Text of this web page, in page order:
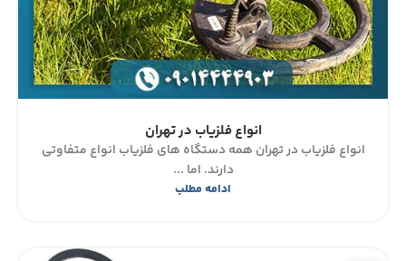
انواع فلزیاب در تهران
انواع فلزیاب در تهران همه دستگاه های فلزیاب انواع متفاوتی
دارند. اما ...
ادامه مطلب